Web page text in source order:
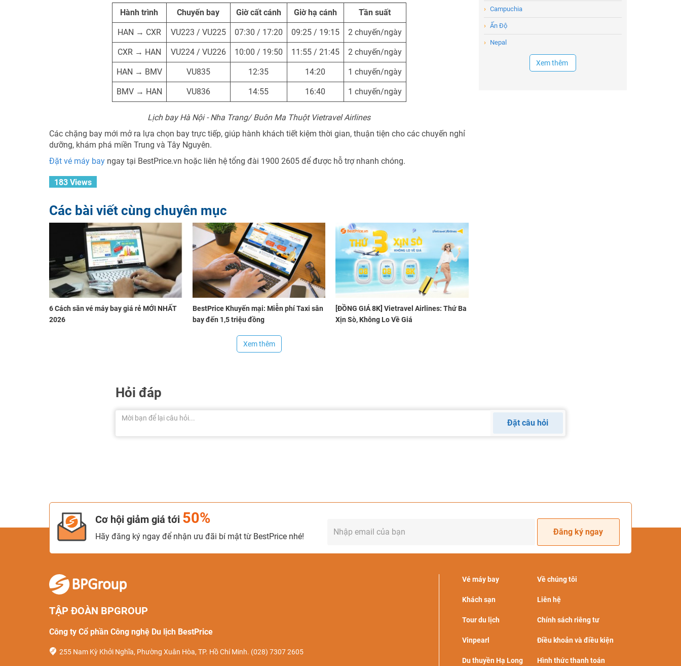
Hành trình Chuyến bay Giờ cất cánh Giờ hạ cánh Tần suất
HAN → CXR VU223 / VU225 07:30 / 17:20 09:25 / 19:15 2 chuyến/ngày
CXR → HAN VU224 / VU226 10:00 / 19:50 11:55 / 21:45 2 chuyến/ngày
HAN → BMV VU835 12:35 14:20 1 chuyến/ngày
BMV → HAN VU836 14:55 16:40 1 chuyến/ngày
Lịch bay Hà Nội - Nha Trang/ Buôn Ma Thuột Vietravel Airlines
Các chặng bay mới mở ra lựa chọn bay trực tiếp, giúp hành khách tiết kiệm thời gian, thuận tiện cho các chuyến nghỉ
dưỡng, khám phá miền Trung và Tây Nguyên.
Đặt vé máy bay ngay tại BestPrice.vn hoặc liên hệ tổng đài 1900 2605 để được hỗ trợ nhanh chóng.
183 Views
Các bài viết cùng chuyên mục
6 Cách săn vé máy bay giá rẻ MỚI NHẤT
2026
BestPrice Khuyến mại: Miễn phí Taxi sân
bay đến 1,5 triệu đồng
[ĐỒNG GIÁ 8K] Vietravel Airlines: Thứ Ba
Xịn Sò, Không Lo Về Giá
Xem thêm
› Campuchia
› Ấn Độ
› Nepal
Xem thêm
Hỏi đáp
Đặt câu hỏi
Cơ hội giảm giá tới 50%
Hãy đăng ký ngay để nhận ưu đãi bí mật từ BestPrice nhé! Đăng ký ngay
TẬP ĐOÀN BPGROUP
Công ty Cổ phần Công nghệ Du lịch BestPrice
255 Nam Kỳ Khởi Nghĩa, Phường Xuân Hòa, TP. Hồ Chí Minh. (028) 7307 2605
Vé máy bay
Khách sạn
Tour du lịch
Vinpearl
Du thuyền Hạ Long
Về chúng tôi
Liên hệ
Chính sách riêng tư
Điều khoản và điều kiện
Hình thức thanh toán